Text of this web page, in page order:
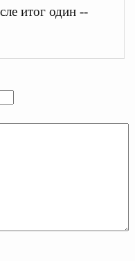
итог один --